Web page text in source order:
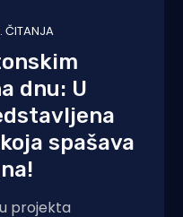
ČITANJA
dnu: U
spašava
projekta